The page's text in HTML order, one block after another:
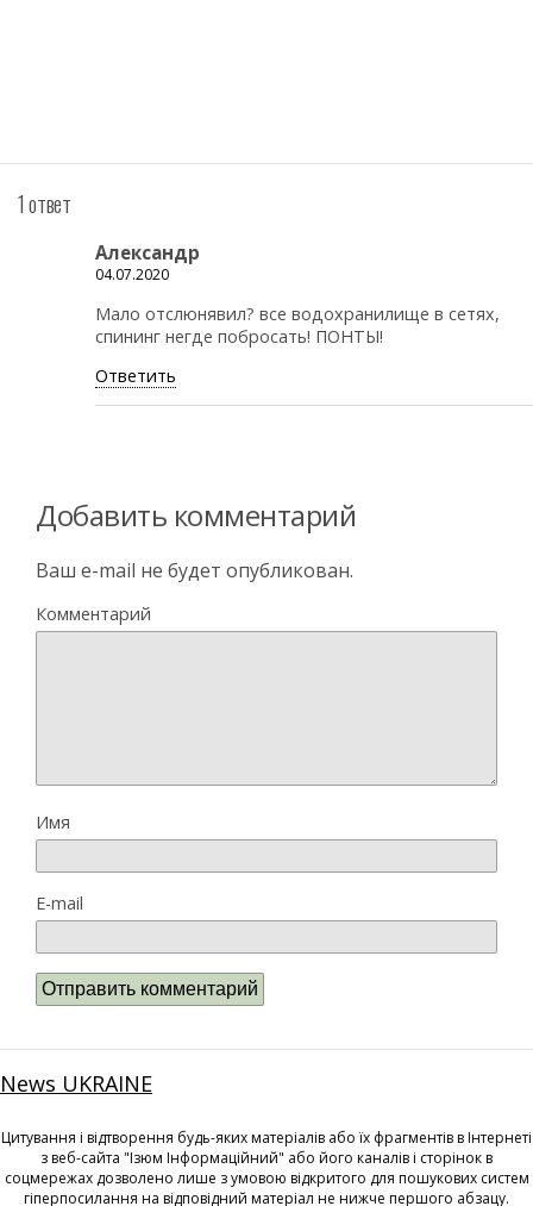
1 ответ
Александр
04.07.2020
Мало отслюнявил? все водохранилище в сетях,
спининг негде побросать! ПОНТЫ!
Ответить
Добавить комментарий
Ваш e-mail не будет опубликован.
Комментарий
Имя
E-mail
News UKRAINE
Цитування і відтворення будь-яких матеріалів або їх фрагментів в Інтернеті
з веб-сайта "Ізюм Інформаційний" або його каналів і сторінок в
соцмережах дозволено лише з умовою відкритого для пошукових систем
гіперпосилання на відповідний матеріал не нижче першого абзацу.